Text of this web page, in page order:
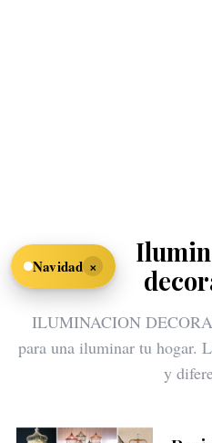
ILUMINACION
para una iluminar tu hogar.
y
Navidad ×